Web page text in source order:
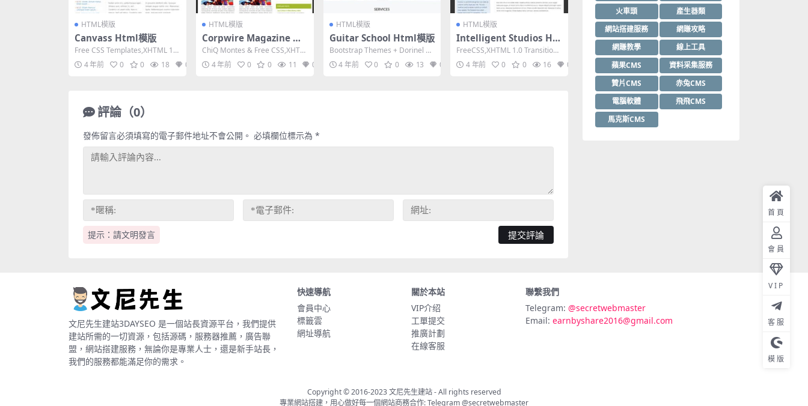
HTML模版
Canvass Html模版
Free CSS Templates,XHTML 1.0
Strict,Fixe...
4 年前 0 0 18 0
HTML模版
Corpwire Magazine Ht
ml模版
ChiQ Montes & Free CSS,XHTM
L 1.0 Tra...
4 年前 0 0 11 0
HTML模版
Guitar School Html模版
Bootstrap Themes + Dorinel N
edelcu,HTML ...
4 年前 0 0 13 0
HTML模版
Intelligent Studios Ht
ml模版
FreeCSS,XHTML 1.0 Transitiona
l,Fixed Wid...
4 年前 0 0 16 0
評論（0）
提示：請文明發言
發佈留言必須填寫的電子郵件地址不會公開。 必填欄位標示為 *
火車頭
產生器類
網站搭建服務
網賺攻略
網賺教學
線上工具
蘋果CMS
資料采集服務
贊片CMS
赤兔CMS
電腦軟體
飛飛CMS
馬克斯CMS
文尼先生建站3DAYSEO 是一個站長資源平台，我們提供
建站所需的一切資源，包括源碼，服務器推薦，廣告聯
盟，網站搭建服務，無論你是專業人士，還是新手站長，
我們的服務都能滿足你的需求。
快速導航
會員中心
標籤雲
網址導航
關於本站
VIP介绍
工單提交
推廣計劃
在線客服
聯繫我們
Telegram: @secretwebmaster
Email: earnbyshare2016@gmail.com
Copyright © 2016-2023文尼先生建站- All rights reserved
專業網站搭建，用心做好每一個網站商務合作: Telegram@secretwebmaster
首頁
會員
VIP
客服
模版